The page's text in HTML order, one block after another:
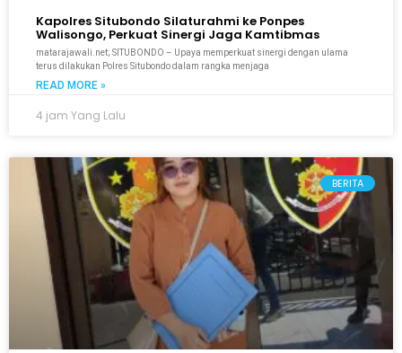
Kapolres Situbondo Silaturahmi ke Ponpes
Walisongo, Perkuat Sinergi Jaga Kamtibmas
matarajawali.net; SITUBONDO – Upaya memperkuat sinergi dengan ulama
terus dilakukan Polres Situbondo dalam rangka menjaga
READ MORE »
4 jam Yang Lalu
BERITA